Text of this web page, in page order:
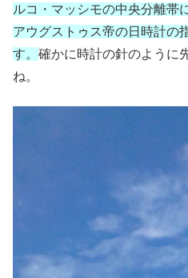
ルコ・マッシモの中央分離帯
アウグストゥス帝の日時計の
す。 確かに時計の針のように
ね。